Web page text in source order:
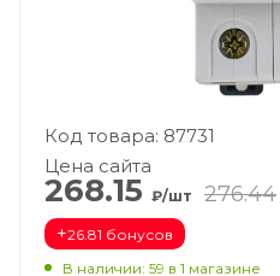
Код товара: 87731
Цена сайта
268.15 ₽/шт 276.44
+26.81 бонусов
В наличии: 59 в 1 магазине